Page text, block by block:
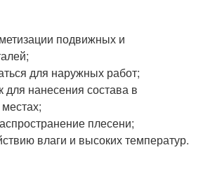
подвижных и
для наружных работ;
для нанесения состава в
плесени;
влаги и высоких температур.